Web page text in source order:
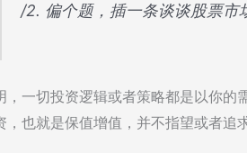
/2. 偏个题，插一条谈谈股票市
，一切投资逻辑或者策略都是以你的
，也就是保值增值，并不指望或者追